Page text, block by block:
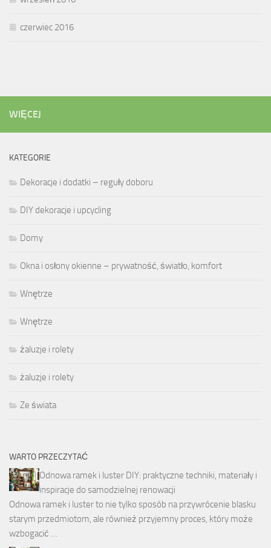
czerwiec 2016
WIĘCEJ
KATEGORIE
Dekoracje i dodatki – reguły doboru
DIY dekoracje i upcycling
Domy
Okna i osłony okienne – prywatność, światło, komfort
Wnętrze
Wnętrze
żaluzje i rolety
żaluzje i rolety
Ze świata
WARTO PRZECZYTAĆ
Odnowa ramek i luster DIY: praktyczne techniki, materiały i
inspiracje do samodzielnej renowacji
Odnowa ramek i luster to nie tylko sposób na przywrócenie blasku
starym przedmiotom, ale również przyjemny proces, który może
wzbogacić …